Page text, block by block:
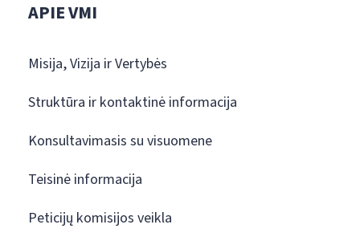
APIE VMI
Misija, Vizija ir Vertybės
Struktūra ir kontaktinė informacija
Konsultavimasis su visuomene
Teisinė informacija
Peticijų komisijos veikla